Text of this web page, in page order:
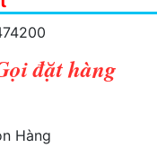
đặt hàng
Hàng